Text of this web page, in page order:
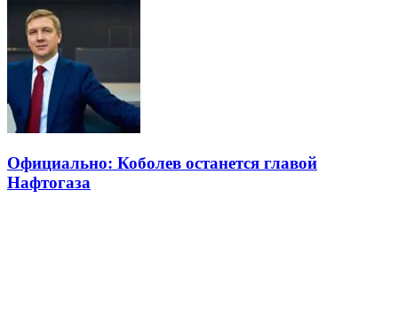
Официально: Коболев останется главой
Нафтогаза